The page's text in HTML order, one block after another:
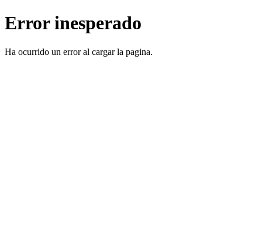
Error inesperado
Ha ocurrido un error al cargar la pagina.